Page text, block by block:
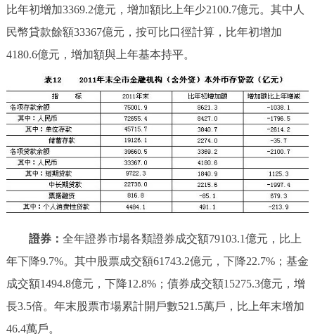
比年初增加3369.2億元，增加額比上年少2100.7億元。其中人
民幣貸款餘額33367億元，按可比口徑計算，比年初增加
4180.6億元，增加額與上年基本持平。
證券： 全年證券市場各類證券成交額79103.1億元，比上
年下降9.7%。其中股票成交額61743.2億元，下降22.7%；基金
成交額1494.8億元，下降12.8%；債券成交額15275.3億元，增
長3.5倍。年末股票市場累計開戶數521.5萬戶，比上年末增加
46.4萬戶。